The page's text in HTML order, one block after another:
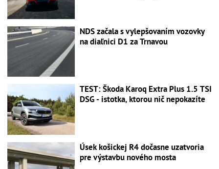
NDS začala s vylepšovaním vozovky
na diaľnici D1 za Trnavou
TEST: Škoda Karoq Extra Plus 1.5 TSI
DSG - istotka, ktorou nič nepokazíte
Úsek košickej R4 dočasne uzatvoria
pre výstavbu nového mosta